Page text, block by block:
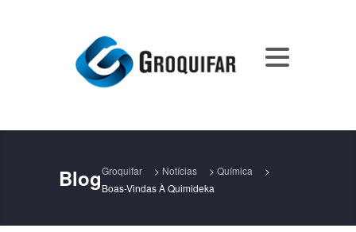
BlogGroquifar > Notícias > Química
>
Boas-Vindas À Quimideka